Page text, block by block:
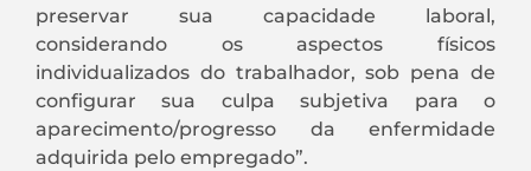
preservar sua capacidade laboral,
considerando os aspectos físicos
individualizados do trabalhador, sob pena de
configurar sua culpa subjetiva para o
aparecimento/progresso da enfermidade
adquirida pelo empregado”.